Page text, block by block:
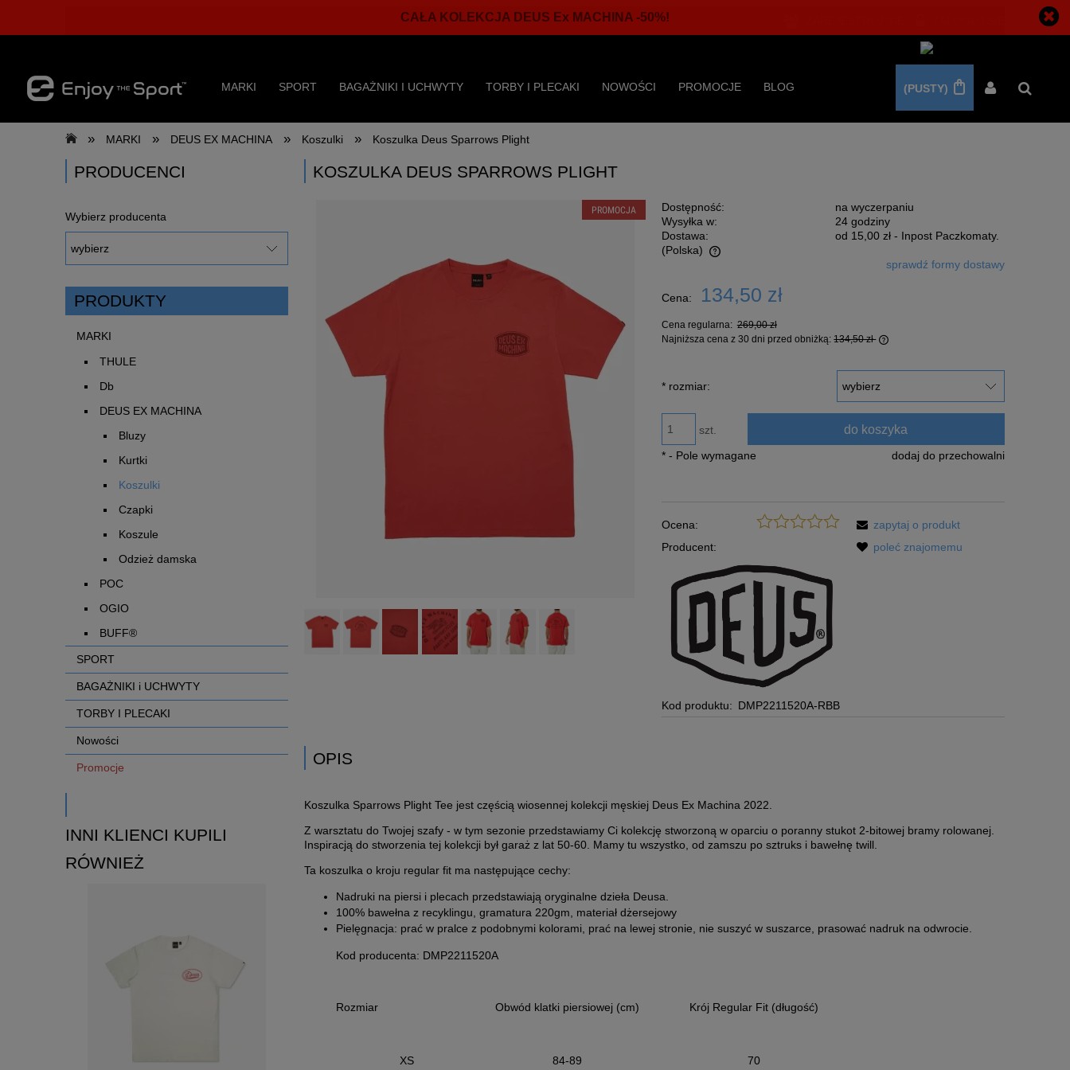
CAŁA KOLEKCJA DEUS Ex MACHINA -50%!
(PUSTY)
MARKI SPORT BAGAŻNIKI I UCHWYTY TORBY I PLECAKI NOWOŚCI PROMOCJE BLOG
» MARKI » DEUS EX MACHINA » Koszulki » Koszulka Deus Sparrows Plight
PRODUCENCI
Wybierz producenta
PRODUKTY
MARKI
THULE
Db
DEUS EX MACHINA
Bluzy
Kurtki
Koszulki
Czapki
Koszule
Odzież damska
POC
OGIO
BUFF®
SPORT
BAGAŻNIKI i UCHWYTY
TORBY I PLECAKI
Nowości
Promocje
INNI KLIENCI KUPILI
RÓWNIEŻ
KOSZULKA DEUS SPARROWS PLIGHT
PROMOCJA Dostępność:
na wyczerpaniu
Wysyłka w:
24 godziny
Dostawa:
od 15,00 zł - Inpost Paczkomaty.
(Polska)
Cena nie zawiera ewentualnych kosztów
sprawdź formy dostawy
Cena: 134,50 zł
Cena regularna: 269,00 zł
Najniższa cena z 30 dni przed obniżką:134,50 zł
Jeżeli produkt jest sprzedawany krócej niż
30 dni, wyświetlana jest najniższa cena od
momentu, kiedy produkt pojawił się w
* rozmiar:
szt. do koszyka
dodaj do przechowalni
* - Pole wymagane
Ocena:
Producent:
Kod produktu: DMP2211520A-RBB
zapytaj o produkt
poleć znajomemu
OPIS
Koszulka Sparrows Plight Tee jest częścią wiosennej kolekcji męskiej Deus Ex Machina 2022.
Z warsztatu do Twojej szafy - w tym sezonie przedstawiamy Ci kolekcję stworzoną w oparciu o poranny stukot 2-bitowej bramy rolowanej.
Inspiracją do stworzenia tej kolekcji był garaż z lat 50-60. Mamy tu wszystko, od zamszu po sztruks i bawełnę twill.
Ta koszulka o kroju regular fit ma następujące cechy:
Nadruki na piersi i plecach przedstawiają oryginalne dzieła Deusa.
100% bawełna z recyklingu, gramatura 220gm, materiał dżersejowy
Pielęgnacja: prać w pralce z podobnymi kolorami, prać na lewej stronie, nie suszyć w suszarce, prasować nadruk na odwrocie.
Kod producenta: DMP2211520A
Rozmiar Obwód klatki piersiowej (cm) Krój Regular Fit (długość)
XS 84-89 70